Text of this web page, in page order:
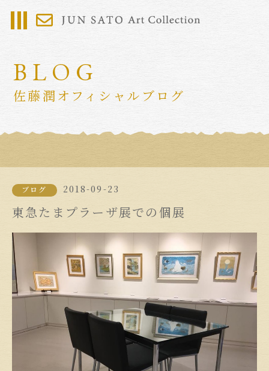
BLOG
佐藤潤オフィシャルブログ
ブログ 2018-09-23
東急たまプラーザ展での個展